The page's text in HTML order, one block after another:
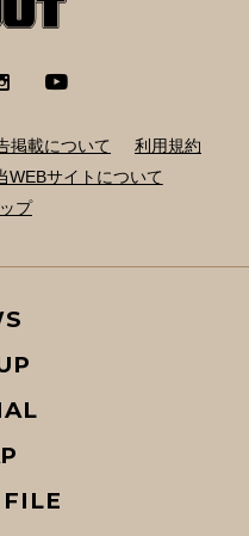
掲載について
利用規約
WEBサイトについて
プ